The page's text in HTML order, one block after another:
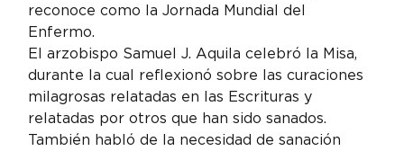
reconoce como la Jornada Mundial del
Enfermo.
El arzobispo Samuel J. Aquila celebró la Misa,
durante la cual reflexionó sobre las curaciones
milagrosas relatadas en las Escrituras y
relatadas por otros que han sido sanados.
También habló de la necesidad de sanación